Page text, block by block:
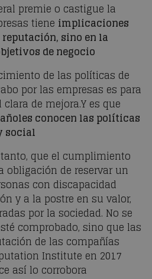
premie o castigue la
tiene implicaciones
sino en la
denegocio
de las políticas de
por las empresas es para
de mejora.Y es que
conocen las políticas
social
que el cumplimiento
obligación de reservar un
con discapacidad
y a la postre en su valor,
por la sociedad. No se
comprobado, sino que las
de las compañías
Institute en 2017
así lo corrobora